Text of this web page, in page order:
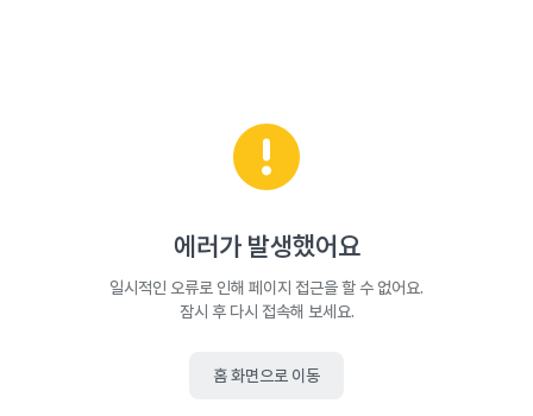
에러가 발생했어요
일시적인 오류로 인해 페이지 접근을 할 수 없어요.
잠시 후 다시 접속해 보세요.
홈 화면으로 이동